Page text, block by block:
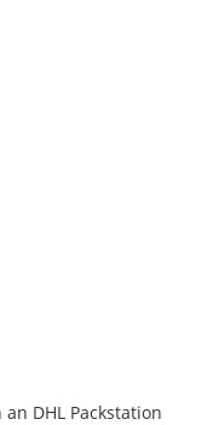
DHL Packstation